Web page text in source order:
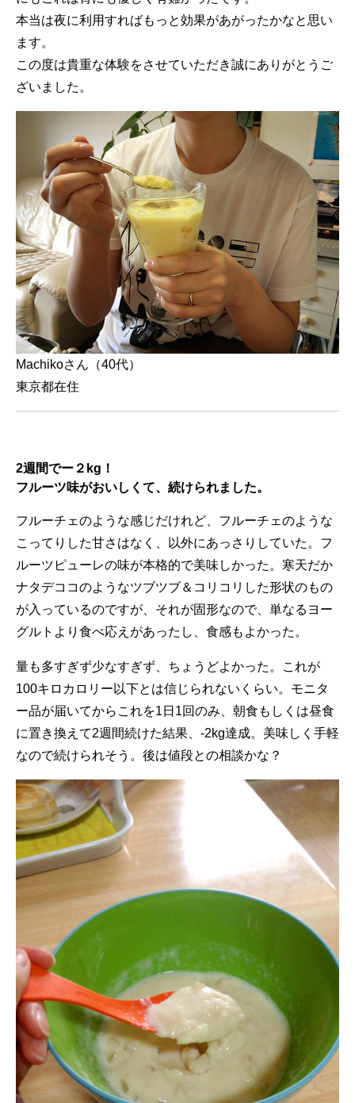
本当は夜に利用すればもっと効果があがったかなと思い
ます。
この度は貴重な体験をさせていただき誠にありがとうご
ざいました。
Machikoさん（40代）
東京都在住
2週間でー２kg！
フルーツ味がおいしくて、続けられました。
フルーチェのような感じだけれど、フルーチェのような
こってりした甘さはなく、以外にあっさりしていた。フ
ルーツピューレの味が本格的で美味しかった。寒天だか
ナタデココのようなツブツブ＆コリコリした形状のもの
が入っているのですが、それが固形なので、単なるヨー
グルトより食べ応えがあったし、食感もよかった。
量も多すぎず少なすぎず、ちょうどよかった。これが
100キロカロリー以下とは信じられないくらい。モニタ
ー品が届いてからこれを1日1回のみ、朝食もしくは昼食
に置き換えて2週間続けた結果、-2kg達成。美味しく手軽
なので続けられそう。後は値段との相談かな？